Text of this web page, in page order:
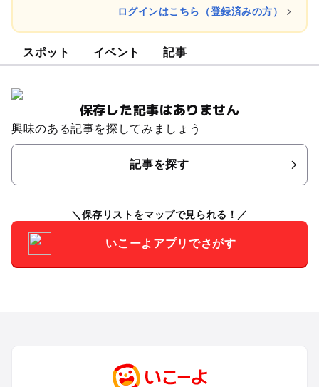
ログインはこちら（登録済みの方）
スポット イベント 記事
保存した記事はありません
興味のある記事を探してみましょう
記事を探す
保存リストをマップで見られる！
いこーよアプリでさがす